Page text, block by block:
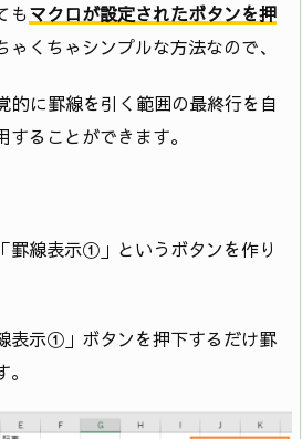
もマクロが設定されたボタンを押
ゃくちゃシンプルな方法なので、
的に罫線を引く範囲の最終行を自
ることができます。
罫線表示①」というボタンを作り
表示①」ボタンを押下するだけ罫